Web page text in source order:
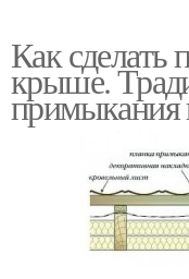
Как
крыше.
примыкания